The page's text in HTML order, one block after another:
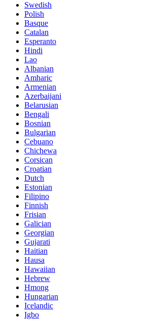
Swedish
Polish
Basque
Catalan
Esperanto
Hindi
Lao
Albanian
Amharic
Armenian
Azerbaijani
Belarusian
Bengali
Bosnian
Bulgarian
Cebuano
Chichewa
Corsican
Croatian
Dutch
Estonian
Filipino
Finnish
Frisian
Galician
Georgian
Gujarati
Haitian
Hausa
Hawaiian
Hebrew
Hmong
Hungarian
Icelandic
Igbo